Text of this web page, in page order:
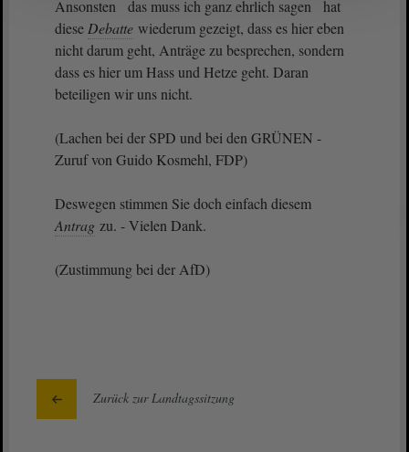
Ansonsten das muss ich ganz ehrlich sagen hat
diese Debatte wiederum gezeigt, dass es hier eben
nicht darum geht, Anträge zu besprechen, sondern
dass es hier um Hass und Hetze geht. Daran
beteiligen wir uns nicht.
(Lachen bei der SPD und bei den GRÜNEN -
Zuruf von Guido Kosmehl, FDP)
Deswegen stimmen Sie doch einfach diesem
Antrag zu. - Vielen Dank.
(Zustimmung bei der AfD)
Zurück zur Landtagssitzung